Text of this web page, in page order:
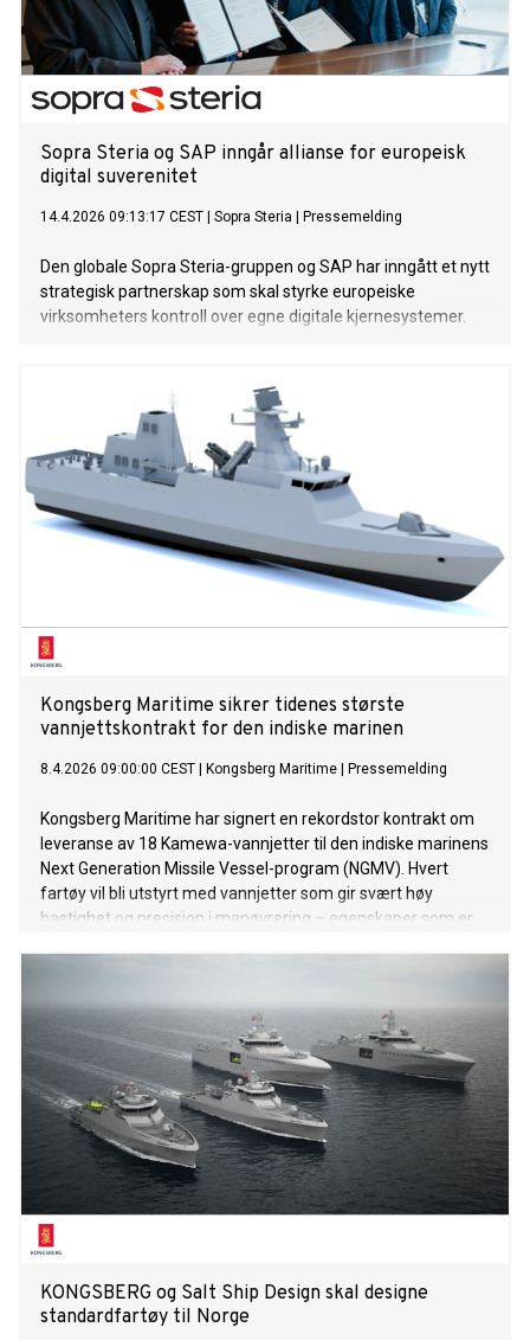
Sopra Steria og SAP inngår allianse for europeisk
digital suverenitet
14.4.2026 09:13:17 CEST Sopra Steria Pressemelding
Den globale Sopra Steria-gruppen og SAP har inngått et nytt
strategisk partnerskap som skal styrke europeiske
virksomheters kontroll over egne digitale kjernesystemer.
Kongsberg Maritime sikrer tidenes største
vannjettskontrakt for den indiske marinen
8.4.2026 09:00:00 CEST Kongsberg Maritime Pressemelding
Kongsberg Maritime har signert en rekordstor kontrakt om
leveranse av 18 Kamewa-vannjetter til den indiske marinens
Next Generation Missile Vessel-program (NGMV). Hvert
fartøy vil bli utstyrt med vannjetter som gir svært høy
hastighet og presisjon i manøvrering – egenskaper som er
KONGSBERG og Salt Ship Design skal designe
standardfartøy til Norge